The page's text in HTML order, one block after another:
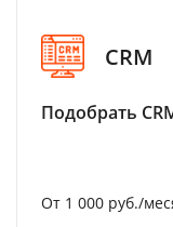
CRM
Подобрать
От 1 000 руб./